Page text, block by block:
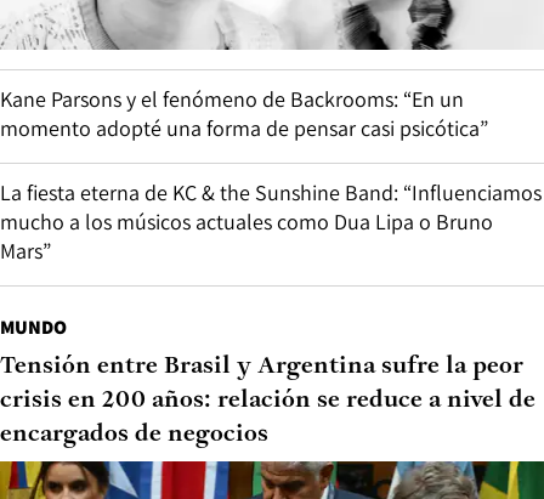
Kane Parsons y el fenómeno de Backrooms: “En un
momento adopté una forma de pensar casi psicótica”
La fiesta eterna de KC & the Sunshine Band: “Influenciamos
mucho a los músicos actuales como Dua Lipa o Bruno
Mars”
MUNDO
Tensión entre Brasil y Argentina sufre la peor
crisis en 200 años: relación se reduce a nivel de
encargados de negocios